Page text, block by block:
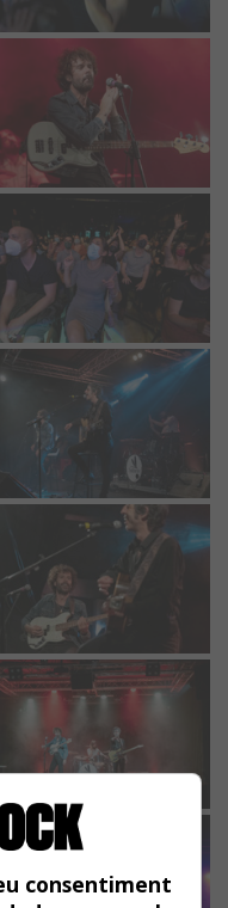
consentiment